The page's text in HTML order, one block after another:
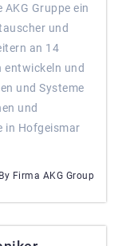
Gruppe ein
und
an 14
entwickeln und
und Systeme
und
in Hofgeismar
By Firma AKG Group